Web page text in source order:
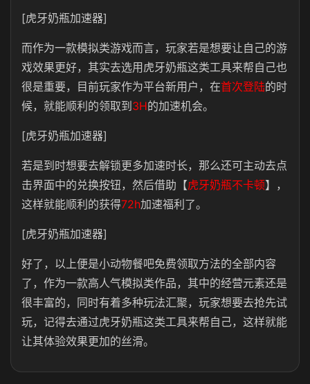
[虎牙奶瓶加速器]
而作为一款模拟类游戏而言，玩家若是想要让自己的游
戏效果更好，其实去选用虎牙奶瓶这类工具来帮自己也
很是重要，目前玩家作为平台新用户，在首次登陆的时
候，就能顺利的领取到 3H的加速机会。
[虎牙奶瓶加速器]
若是到时想要去解锁更多加速时长，那么还可主动去点
击界面中的兑换按钮，然后借助【虎牙奶瓶不卡顿】，
这样就能顺利的获得72h加速福利了。
[虎牙奶瓶加速器]
好了，以上便是小动物餐吧免费领取方法的全部内容
了，作为一款高人气模拟类作品，其中的经营元素还是
很丰富的，同时有着多种玩法汇聚，玩家想要去抢先试
玩，记得去通过虎牙奶瓶这类工具来帮自己，这样就能
让其体验效果更加的丝滑。